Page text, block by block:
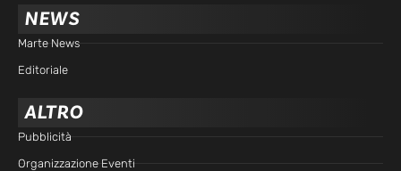
NEWS
Marte News
Editoriale
ALTRO
Pubblicità
Organizzazione Eventi